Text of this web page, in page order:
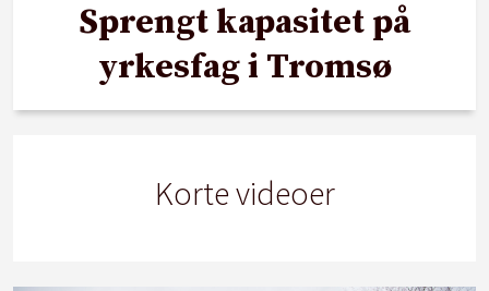
Sprengt kapasitet på
yrkesfag i Tromsø
Korte videoer